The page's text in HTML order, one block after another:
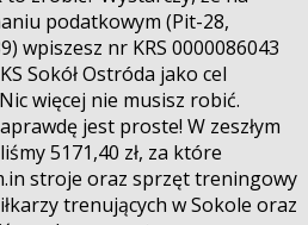
podatkowym (Pit-28,
wpiszesz nr KRS 0000086043
Sokół Ostróda jako cel
więcej nie musisz robić.
jest proste! W zeszłym
5171,40 zł, za które
stroje oraz sprzęt treningowy
trenujących w Sokole oraz